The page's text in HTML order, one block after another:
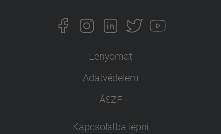
Lenyomat
Adatvédelem
ÁSZF
Kapcsolatba lépni